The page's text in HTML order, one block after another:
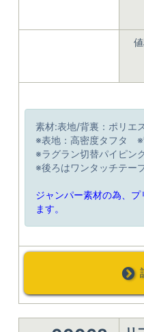
素材:表地/背裏：ポリエ
※表地：高密度タフタ ※
※ラグラン切替パイピン
※後ろはワンタッチテー
ジャンパー素材の為、
ます。